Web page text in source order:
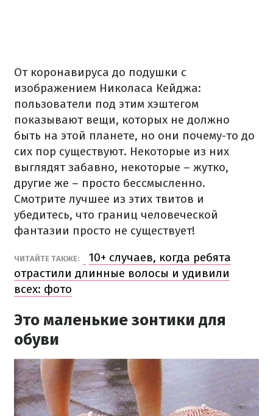
От коронавируса до подушки с
изображением Николаса Кейджа:
пользователи под этим хэштегом
показывают вещи, которых не должно
быть на этой планете, но они почему-то до
сих пор существуют. Некоторые из них
выглядят забавно, некоторые – жутко,
другие же – просто бессмысленно.
Смотрите лучшее из этих твитов и
убедитесь, что границ человеческой
фантазии просто не существует!
ЧИТАЙТЕ ТАКЖЕ:
10+ случаев, когда ребята
отрастили длинные волосы и удивили
всех: фото
Это маленькие зонтики для
обуви